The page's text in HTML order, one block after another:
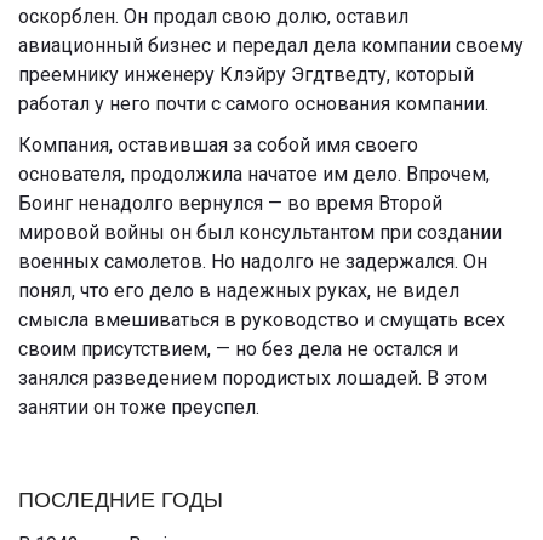
оскорблен. Он продал свою долю, оставил
авиационный бизнес и передал дела компании своему
преемнику инженеру Клэйру Эгдтведту, который
работал у него почти с самого основания компании.
Компания, оставившая за собой имя своего
основателя, продолжила начатое им дело. Впрочем,
Боинг ненадолго вернулся — во время Второй
мировой войны он был консультантом при создании
военных самолетов. Но надолго не задержался. Он
понял, что его дело в надежных руках, не видел
смысла вмешиваться в руководство и смущать всех
своим присутствием, — но без дела не остался и
занялся разведением породистых лошадей. В этом
занятии он тоже преуспел.
ПОСЛЕДНИЕ ГОДЫ